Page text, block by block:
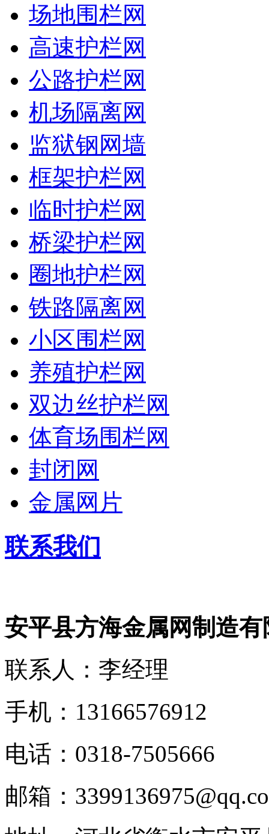
场地围栏网
高速护栏网
公路护栏网
机场隔离网
监狱钢网墙
框架护栏网
临时护栏网
桥梁护栏网
圈地护栏网
铁路隔离网
小区围栏网
养殖护栏网
双边丝护栏网
体育场围栏网
封闭网
金属网片
联系我们
安平县方海金属网制造有
联系人：李经理
手机：13166576912
电话：0318-7505666
邮箱：